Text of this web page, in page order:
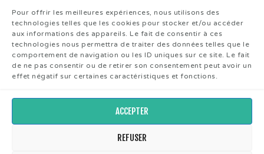
Pour offrir les meilleures expériences, nous utilisons des
technologies telles que les cookies pour stocker et/ou accéder
aux informations des appareils. Le fait de consentir à ces
technologies nous permettra de traiter des données telles que le
comportement de navigation ou les ID uniques sur ce site. Le fait
de ne pas consentir ou de retirer son consentement peut avoir un
effet négatif sur certaines caractéristiques et fonctions.
ACCEPTER
REFUSER